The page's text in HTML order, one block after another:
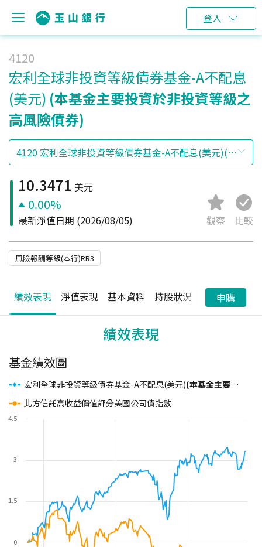
登入
4120
宏利全球非投資等級債券基金-A不配息
(美元) (本基金主要投資於非投資等級之
高風險債券)
10.3471 美元
0.00%
最新淨值日期 (2026/08/05) 觀察 比較
風險報酬等級(本行)RR3
績效表現 淨值表現 基本資料 持股狀況 配息狀況
申購
績效表現
基金績效圖
宏利全球非投資等級債券基金-A不配息(美元)(本基金主要投資於非投資等級之高風險債券)
北方信託高收益價值評分美國公司債指數
0
1.5
3
4.5